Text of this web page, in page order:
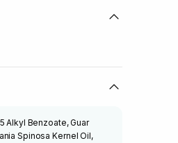
Alkyl Benzoate, Guar
Spinosa Kernel Oil,